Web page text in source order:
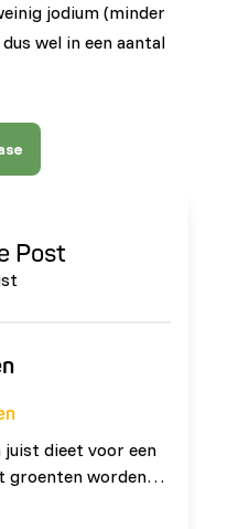
Post
dieet voor een
groenten worden
behoefte van het
jodium (minder
wel in een aantal